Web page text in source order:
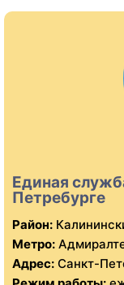
Единая
Петребурге
Район:
Метро:
Адрес: Санкт-